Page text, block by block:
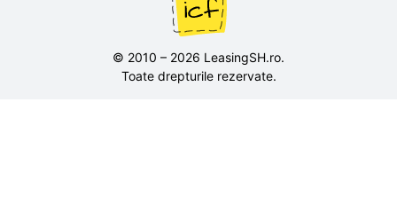
© 2010 – 2026 LeasingSH.ro.
Toate drepturile rezervate.